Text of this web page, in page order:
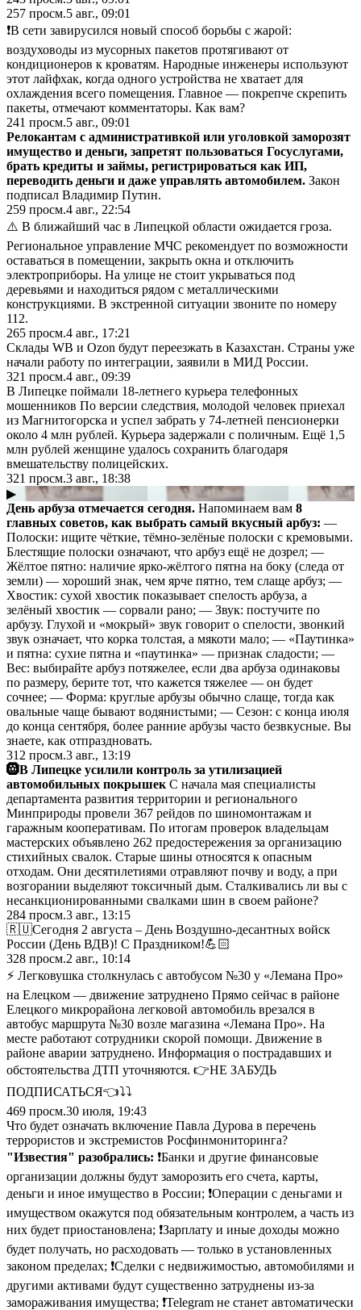
257 просм.5 авг., 09:01
❗️В сети завирусился новый способ борьбы с жарой:
воздуховоды из мусорных пакетов протягивают от
кондиционеров к кроватям. Народные инженеры используют
этот лайфхак, когда одного устройства не хватает для
охлаждения всего помещения. Главное — покрепче скрепить
пакеты, отмечают комментаторы. Как вам?
241 просм.5 авг., 09:01
Релокантам с административкой или уголовкой заморозят
имущество и деньги, запретят пользоваться Госуслугами,
брать кредиты и займы, регистрироваться как ИП,
переводить деньги и даже управлять автомобилем. Закон
подписал Владимир Путин.
259 просм.4 авг., 22:54
⚠️ В ближайший час в Липецкой области ожидается гроза.
Региональное управление МЧС рекомендует по возможности
оставаться в помещении, закрыть окна и отключить
электроприборы. На улице не стоит укрываться под
деревьями и находиться рядом с металлическими
конструкциями. В экстренной ситуации звоните по номеру
112.
265 просм.4 авг., 17:21
Склады WB и Ozon будут переезжать в Казахстан. Страны уже
начали работу по интеграции, заявили в МИД России.
321 просм.4 авг., 09:39
В Липецке поймали 18-летнего курьера телефонных
мошенников По версии следствия, молодой человек приехал
из Магнитогорска и успел забрать у 74-летней пенсионерки
около 4 млн рублей. Курьера задержали с поличным. Ещё 1,5
млн рублей женщине удалось сохранить благодаря
вмешательству полицейских.
321 просм.3 авг., 18:38
▶
День арбуза отмечается сегодня. Напоминаем вам 8
главных советов, как выбрать самый вкусный арбуз: —
Полоски: ищите чёткие, тёмно-зелёные полоски с кремовыми.
Блестящие полоски означают, что арбуз ещё не дозрел; —
Жёлтое пятно: наличие ярко-жёлтого пятна на боку (следа от
земли) — хороший знак, чем ярче пятно, тем слаще арбуз; —
Хвостик: сухой хвостик показывает спелость арбуза, а
зелёный хвостик — сорвали рано; — Звук: постучите по
арбузу. Глухой и «мокрый» звук говорит о спелости, звонкий
звук означает, что корка толстая, а мякоти мало; — «Паутинка»
и пятна: сухие пятна и «паутинка» — признак сладости; —
Вес: выбирайте арбуз потяжелее, если два арбуза одинаковы
по размеру, берите тот, что кажется тяжелее — он будет
сочнее; — Форма: круглые арбузы обычно слаще, тогда как
овальные чаще бывают водянистыми; — Сезон: с конца июля
до конца сентября, более ранние арбузы часто безвкусные. Вы
знаете, как отпраздновать.
312 просм.3 авг., 13:19
🛞В Липецке усилили контроль за утилизацией
автомобильных покрышек С начала мая специалисты
департамента развития территории и регионального
Минприроды провели 367 рейдов по шиномонтажам и
гаражным кооперативам. По итогам проверок владельцам
мастерских объявлено 262 предостережения за организацию
стихийных свалок. Старые шины относятся к опасным
отходам. Они десятилетиями отравляют почву и воду, а при
возгорании выделяют токсичный дым. Сталкивались ли вы с
несанкционированными свалками шин в своем районе?
284 просм.3 авг., 13:15
🇷🇺Сегодня 2 августа – День Воздушно-десантных войск
России (День ВДВ)! С Праздником!💪🏻
328 просм.2 авг., 10:14
⚡️ Легковушка столкнулась с автобусом №30 у «Лемана Про»
на Елецком — движение затруднено Прямо сейчас в районе
Елецкого микрорайона легковой автомобиль врезался в
автобус маршрута №30 возле магазина «Лемана Про». На
месте работают сотрудники скорой помощи. Движение в
районе аварии затруднено. Информация о пострадавших и
обстоятельства ДТП уточняются. 👉НЕ ЗАБУДЬ
ПОДПИСАТЬСЯ👈⤵️⤵️
469 просм.30 июля, 19:43
Что будет означать включение Павла Дурова в перечень
террористов и экстремистов Росфинмониторинга?
"Известия" разобрались: ❗️Банки и другие финансовые
организации должны будут заморозить его счета, карты,
деньги и иное имущество в России; ❗️Операции с деньгами и
имуществом окажутся под обязательным контролем, а часть из
них будет приостановлена; ❗️Зарплату и иные доходы можно
будет получать, но расходовать — только в установленных
законом пределах; ❗️Сделки с недвижимостью, автомобилями и
другими активами будут существенно затруднены из-за
замораживания имущества; ❗️Telegram не станет автоматически